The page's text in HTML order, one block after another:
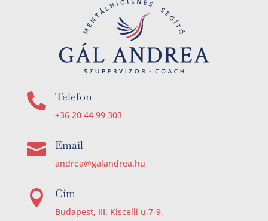
 Telefon
+36 20 44 99 303
 Email
andrea@galandrea.hu
 Cím
Budapest, III. Kiscelli u.7-9.